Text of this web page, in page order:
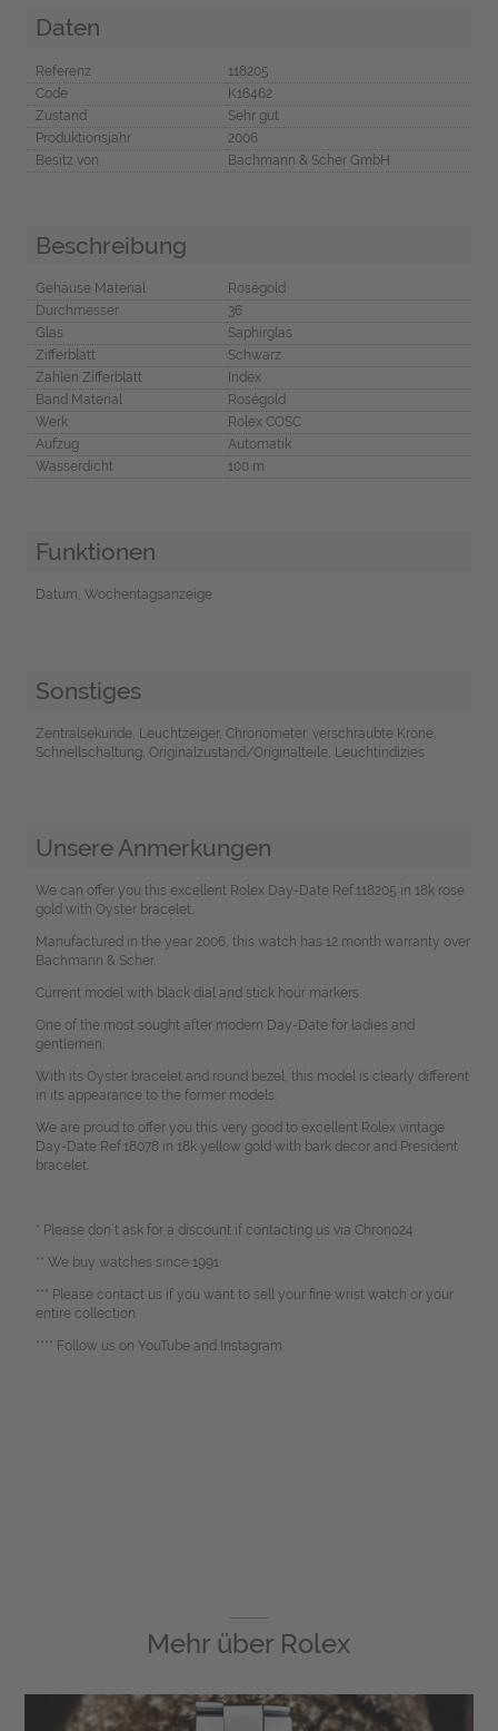
Daten
Referenz
118205
Code
K16462
Zustand
Sehr gut
Produktionsjahr
2006
Besitz von
Bachmann & Scher GmbH
Beschreibung
Gehäuse Material
Roségold
Durchmesser
36
Glas
Saphirglas
Zifferblatt
Schwarz
Zahlen Zifferblatt
Index
Band Material
Roségold
Werk
Rolex COSC
Aufzug
Automatik
Wasserdicht
100 m
Funktionen
Datum, Wochentagsanzeige
Sonstiges
Zentralsekunde, Leuchtzeiger, Chronometer, verschraubte Krone,
Schnellschaltung, Originalzustand/Originalteile, Leuchtindizies
Unsere Anmerkungen
We can offer you this excellent Rolex Day-Date Ref.118205 in 18k rose
gold with Oyster bracelet.
Manufactured in the year 2006, this watch has 12 month warranty over
Bachmann & Scher.
Current model with black dial and stick hour markers.
One of the most sought after modern Day-Date for ladies and
gentlemen.
With its Oyster bracelet and round bezel, this model is clearly different
in its appearance to the former models.
We are proud to offer you this very good to excellent Rolex vintage
Day-Date Ref.18078 in 18k yellow gold with bark decor and President
bracelet.
* Please don`t ask for a discount if contacting us via Chrono24
** We buy watches since 1991
*** Please contact us if you want to sell your fine wrist watch or your
entire collection
**** Follow us on YouTube and Instagram
Mehr über Rolex